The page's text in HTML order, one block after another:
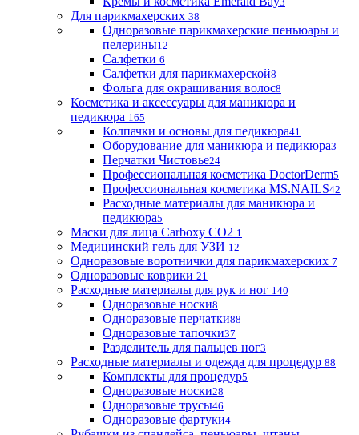
Для парикмахерских 38
Одноразовые парикмахерские пеньюары и
пелерины12
Салфетки 6
Салфетки для парикмахерской8
Фольга для окрашивания волос8
Косметика и аксессуары для маникюра и
педикюра 165
Колпачки и основы для педикюра41
Оборудование для маникюра и педикюра3
Перчатки Чистовье24
Профессиональная косметика DoctorDerm5
Профессиональная косметика MS.NAILS42
Расходные материалы для маникюра и
педикюра5
Маски для лица Carboxy CO2 1
Медицинский гель для УЗИ 12
Одноразовые воротнички для парикмахерских 7
Одноразовые коврики 21
Расходные материалы для рук и ног 140
Одноразовые носки8
Одноразовые перчатки88
Одноразовые тапочки37
Разделитель для пальцев ног3
Расходные материалы и одежда для процедур 88
Комплекты для процедур5
Одноразовые носки28
Одноразовые трусы46
Одноразовые фартуки4